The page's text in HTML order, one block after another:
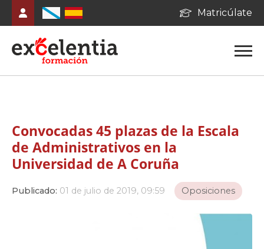
Matricúlate
Convocadas 45 plazas de la Escala
de Administrativos en la
Universidad de A Coruña
Publicado: 01 de julio de 2019, 09:59 Oposiciones